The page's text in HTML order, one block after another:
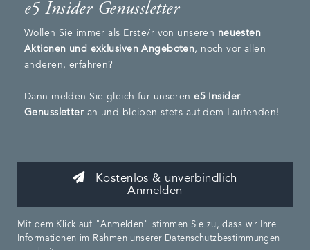
e5 Insider Genussletter
Wollen Sie immer als Erste/r von unseren neuesten
Aktionen und exklusiven Angeboten, noch vor allen
anderen, erfahren?
Dann melden Sie gleich für unserene5 Insider
Genussletteran und bleiben stets auf dem Laufenden!
Kostenlos & unverbindlich
Anmelden
Mit dem Klick auf "Anmelden" stimmen Sie zu, dass wir Ihre
Informationen im Rahmen unserer Datenschutzbestimmungen